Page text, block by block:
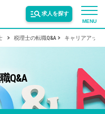
MENU
求人を探す
税理士の転職Q&A キャリアアップ
Q&A